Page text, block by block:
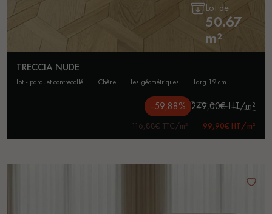
Lot de
50.67
m²
TRECCIA NUDE
lot - parquet contrecollé chêne les géométriques larg 19 cm
-59,88% 249,00€ HT/m²
116,88€ TTC/m² 99,90€ HT/m²